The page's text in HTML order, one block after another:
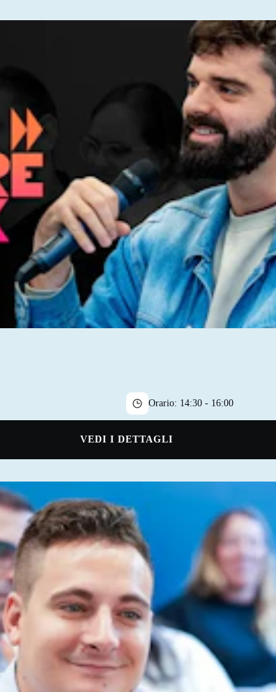
Orario: 14:30 - 16:00
VEDI I DETTAGLI